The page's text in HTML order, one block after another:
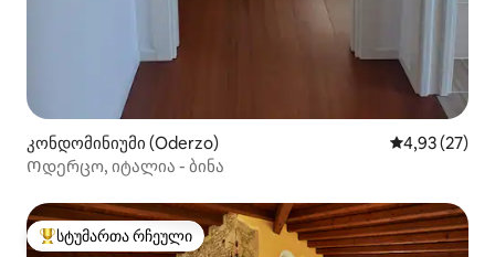
კონდომინიუმი (Oderzo) საშუალო
4,93 (27)
Ოდერცო, იტალია - ბინა
სტუმართა რჩეული მოწინავე ვარიანტი
სტუმართა რჩეული